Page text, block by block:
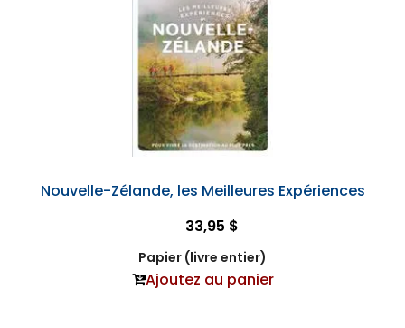
Nouvelle-Zélande, les Meilleures Expériences
33,95 $
Papier (livre entier)
Ajoutez au panier